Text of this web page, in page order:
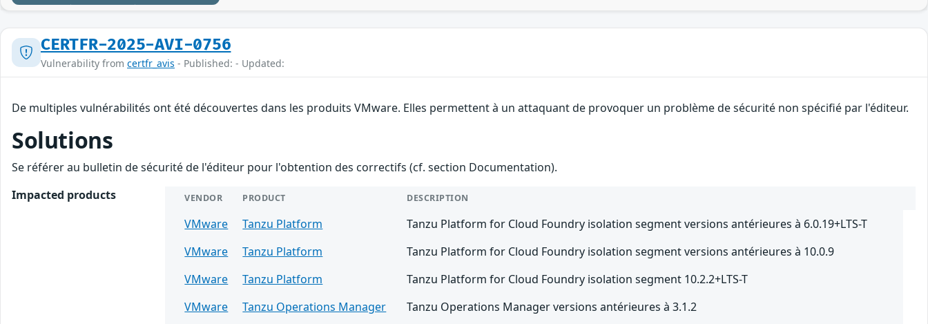
CERTFR-2025-AVI-0756
Vulnerability from certfr_avis - Published: - Updated:
De multiples vulnérabilités ont été découvertes dans les produits VMware. Elles permettent à un attaquant de provoquer un problème de sécurité non spécifié par l'éditeur.
Solutions
Se référer au bulletin de sécurité de l'éditeur pour l'obtention des correctifs (cf. section Documentation).
Impacted products
VENDOR PRODUCT DESCRIPTION
VMware Tanzu Platform
Tanzu Platform for Cloud Foundry isolation segment versions antérieures à 6.0.19+LTS-T
VMware
Tanzu Platform
Tanzu Platform for Cloud Foundry isolation segment versions antérieures à 10.0.9
VMware
Tanzu Platform
Tanzu Platform for Cloud Foundry isolation segment 10.2.2+LTS-T
VMware
Tanzu Operations Manager
Tanzu Operations Manager versions antérieures à 3.1.2